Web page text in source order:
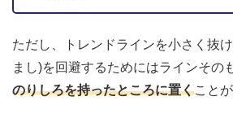
ただし、トレンドラインを小さく抜
まし)を回避するためにはラインその
のりしろを持ったところに置くこと